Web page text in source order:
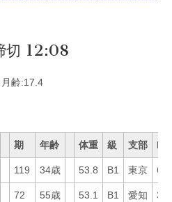
切 12:08
齢:17.4
期 年齢 体重 級 支部 Mo
119 34歳 53.8 B1 東京 6
72 55歳 53.1 B1 愛知 39